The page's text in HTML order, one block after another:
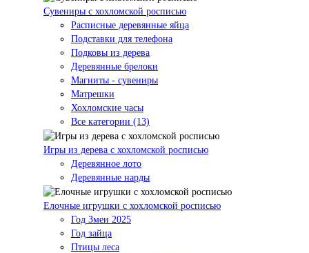
Сувениры с хохломской росписью
Расписные деревянные яйца
Подставки для телефона
Подковы из дерева
Деревянные брелоки
Магниты - сувениры
Матрешки
Хохломские часы
Все категории (13)
Игры из дерева с хохломской росписью
Деревянное лото
Деревянные нарды
Елочные игрушки с хохломской росписью
Год Змеи 2025
Год зайца
Птицы леса